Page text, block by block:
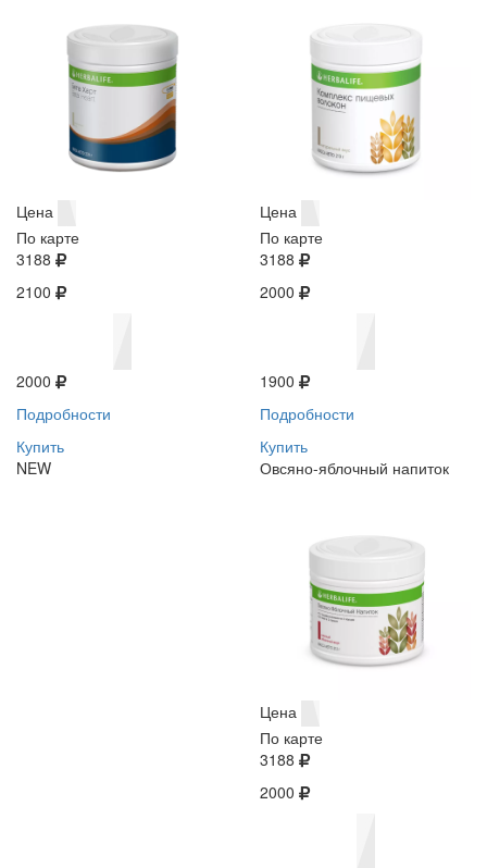
Цена
По карте
3188
2100
2000
Подробности
Купить
NEW
Цена
По карте
3188
2000
1900
Подробности
Купить
Овсяно-яблочный напиток
Цена
По карте
3188
2000